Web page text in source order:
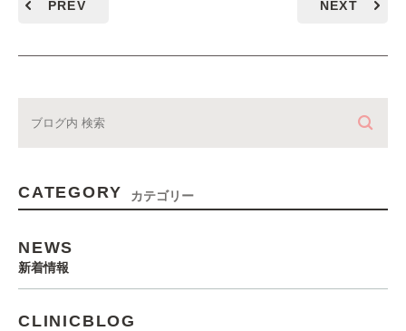
PREV NEXT
CATEGORY カテゴリー
NEWS
新着情報
CLINICBLOG